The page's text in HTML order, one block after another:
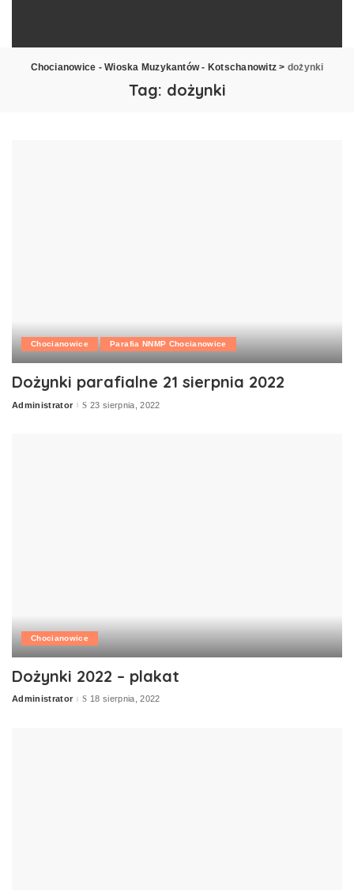
Chocianowice - Wioska Muzykantów - Kotschanowitz > dożynki
Tag: dożynki
Chocianowice Parafia NNMP Chocianowice
Dożynki parafialne 21 sierpnia 2022
Posted
Administrator 23 sierpnia, 2022
Chocianowice
Dożynki 2022 – plakat
Posted
Administrator 18 sierpnia, 2022